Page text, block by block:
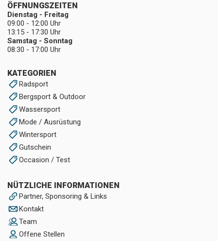
KATEGORIEN
Radsport
Bergsport & Outdoor
Wassersport
Mode / Ausrüstung
Wintersport
Gutschein
Occasion / Test
NÜTZLICHE INFORMATIONEN
Partner, Sponsoring & Links
Kontakt
Team
Offene Stellen
ÖFFNUNGSZEITEN
Dienstag - Freitag
09:00 - 12:00 Uhr
13:15 - 17:30 Uhr
Samstag - Sonntag
08:30 - 17:00 Uhr